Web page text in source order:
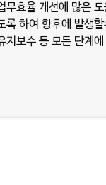
효율 개선에 많은
하여 향후에 발생
보수 등 모든 단계